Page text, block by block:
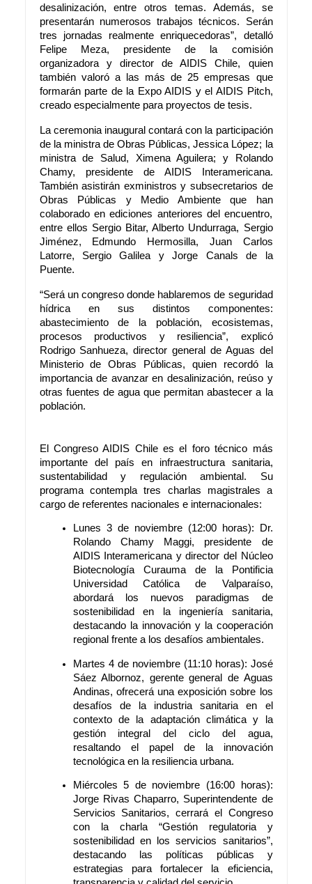
desalinización, entre otros temas. Además, se
presentarán numerosos trabajos técnicos. Serán
tres jornadas realmente enriquecedoras”, detalló
Felipe Meza, presidente de la comisión
organizadora y director de AIDIS Chile, quien
también valoró a las más de 25 empresas que
formarán parte de la Expo AIDIS y el AIDIS Pitch,
creado especialmente para proyectos de tesis.
La ceremonia inaugural contará con la participación
de la ministra de Obras Públicas, Jessica López; la
ministra de Salud, Ximena Aguilera; y Rolando
Chamy, presidente de AIDIS Interamericana.
También asistirán exministros y subsecretarios de
Obras Públicas y Medio Ambiente que han
colaborado en ediciones anteriores del encuentro,
entre ellos Sergio Bitar, Alberto Undurraga, Sergio
Jiménez, Edmundo Hermosilla, Juan Carlos
Latorre, Sergio Galilea y Jorge Canals de la
Puente.
“Será un congreso donde hablaremos de seguridad
hídrica en sus distintos componentes:
abastecimiento de la población, ecosistemas,
procesos productivos y resiliencia”, explicó
Rodrigo Sanhueza, director general de Aguas del
Ministerio de Obras Públicas, quien recordó la
importancia de avanzar en desalinización, reúso y
otras fuentes de agua que permitan abastecer a la
población.
El Congreso AIDIS Chile es el foro técnico más
importante del país en infraestructura sanitaria,
sustentabilidad y regulación ambiental. Su
programa contempla tres charlas magistrales a
cargo de referentes nacionales e internacionales:
Lunes 3 de noviembre (12:00 horas): Dr.
Rolando Chamy Maggi, presidente de
AIDIS Interamericana y director del Núcleo
Biotecnología Curauma de la Pontificia
Universidad Católica de Valparaíso,
abordará los nuevos paradigmas de
sostenibilidad en la ingeniería sanitaria,
destacando la innovación y la cooperación
regional frente a los desafíos ambientales.
Martes 4 de noviembre (11:10 horas): José
Sáez Albornoz, gerente general de Aguas
Andinas, ofrecerá una exposición sobre los
desafíos de la industria sanitaria en el
contexto de la adaptación climática y la
gestión integral del ciclo del agua,
resaltando el papel de la innovación
tecnológica en la resiliencia urbana.
Miércoles 5 de noviembre (16:00 horas):
Jorge Rivas Chaparro, Superintendente de
Servicios Sanitarios, cerrará el Congreso
con la charla “Gestión regulatoria y
sostenibilidad en los servicios sanitarios”,
destacando las políticas públicas y
estrategias para fortalecer la eficiencia,